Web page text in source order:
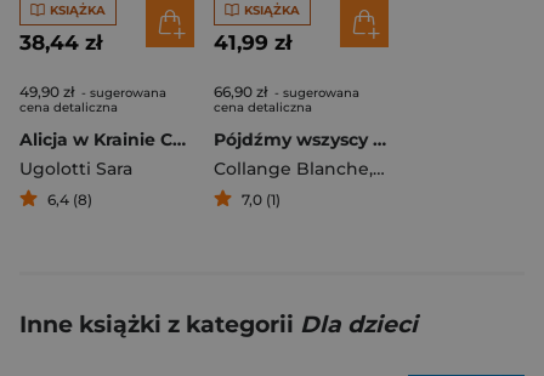
KSIĄŻKA
38,44 zł
49,90 zł - sugerowana
cena detaliczna
Alicja w Krainie Czarów
Ugolotti Sara
6,4 (8)
KSIĄŻKA
41,99 zł
66,90 zł - sugerowana
cena detaliczna
Pójdźmy wszyscy do stajenki 24 opowiadania na Adwent i Boże Narodzenie
Collange Blanche, Ugolotti Sara
7,0 (1)
Inne książki z kategorii Dla dzieci